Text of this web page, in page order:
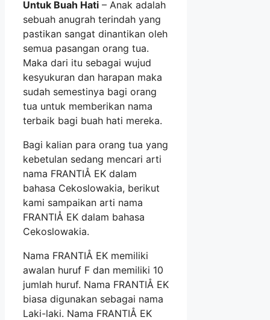
Untuk Buah Hati – Anak adalah
sebuah anugrah terindah yang
pastikan sangat dinantikan oleh
semua pasangan orang tua.
Maka dari itu sebagai wujud
kesyukuran dan harapan maka
sudah semestinya bagi orang
tua untuk memberikan nama
terbaik bagi buah hati mereka.
Bagi kalian para orang tua yang
kebetulan sedang mencari arti
nama FRANTIÅ EK dalam
bahasa Cekoslowakia, berikut
kami sampaikan arti nama
FRANTIÅ EK dalam bahasa
Cekoslowakia.
Nama FRANTIÅ EK memiliki
awalan huruf F dan memiliki 10
jumlah huruf. Nama FRANTIÅ EK
biasa digunakan sebagai nama
Laki-laki. Nama FRANTIÅ EK